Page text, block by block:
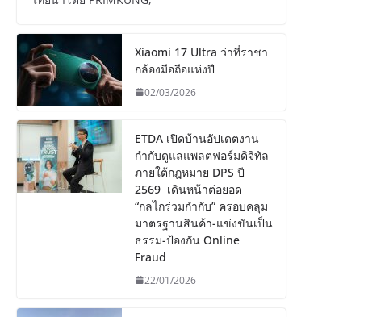
Xiaomi 17 Ultra ว่าที่ราชา
กล้องมือถือแห่งปี
02/03/2026
ETDA เปิดบ้านอัปเดตงาน
กำกับดูแลแพลตฟอร์มดิจิทัล
ภายใต้กฎหมาย DPS ปี
2569 เดินหน้าต่อยอด
“กลไกร่วมกำกับ” ครอบคลุม
มาตรฐานสินค้า-แข่งขันเป็น
ธรรม-ป้องกัน Online
Fraud
22/01/2026